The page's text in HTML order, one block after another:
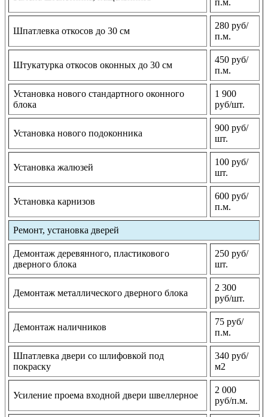
п.м.
Шпатлевка откосов до 30 см
280 руб/
п.м.
Штукатурка откосов оконных до 30 см
450 руб/
п.м.
Установка нового стандартного оконного
блока
1 900
руб/шт.
Установка нового подоконника
900 руб/
шт.
Установка жалюзей
100 руб/
шт.
Установка карнизов
600 руб/
п.м.
Ремонт, установка дверей
Демонтаж деревянного, пластикового
дверного блока
250 руб/
шт.
Демонтаж металлического дверного блока
2 300
руб/шт.
Демонтаж наличников
75 руб/
п.м.
Шпатлевка двери со шлифовкой под
покраску
340 руб/
м2
Усиление проема входной двери швеллерное
2 000
руб/п.м.